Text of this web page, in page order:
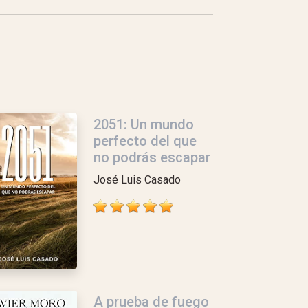
2051: Un mundo
perfecto del que
no podrás escapar
José Luis Casado
A prueba de fuego